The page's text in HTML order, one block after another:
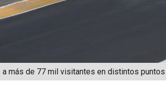
más de 77 mil visitantes en distintos puntos